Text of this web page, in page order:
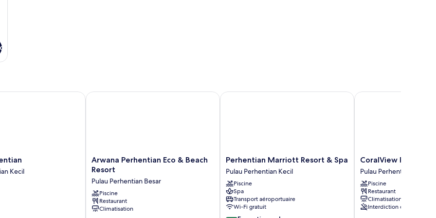
Kecil
Arwana
Perhentian
&
Beach
Resort
Pulau
Arwana Perhentian Eco & Beach
Resort
Pulau Perhentian Besar
Piscine
Restaurant
Climatisation
Arwana Perhentian Eco & Beach Resort
Perhentian
Marriott
Resort
&
Spa
Pulau
Perhentian
Perhentian Marriott Resort & Spa
Pulau Perhentian Kecil
Piscine
Spa
Transport aéroportuaire
Wi-Fi gratuit
Perhentian Marriott Resort & Spa
CoralView
Perhentian
BlueStar
Pulau
Perhentian
Besar
CoralView
Pulau Perhentian Besar
Piscine
Restaurant
Climatisation
Interdiction de fumer
CoralView Perhentian